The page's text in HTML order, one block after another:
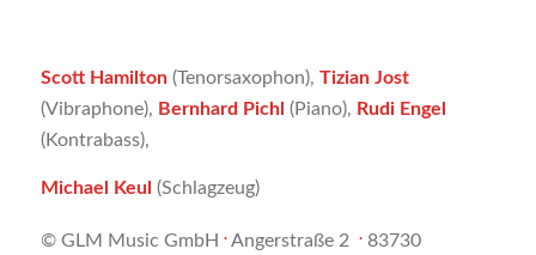
Scott Hamilton(Tenorsaxophon), Tizian Jost
(Vibraphone), Bernhard Pichl (Piano), Rudi Engel
(Kontrabass),
Michael Keul (Schlagzeug)
© GLM Music GmbH .Angerstraße 2 .83730